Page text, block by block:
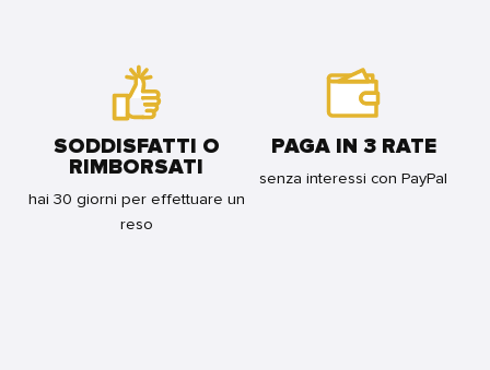
SODDISFATTI O
RIMBORSATI
hai 30 giorni per effettuare un
reso
PAGA IN 3 RATE
senza interessi con PayPal